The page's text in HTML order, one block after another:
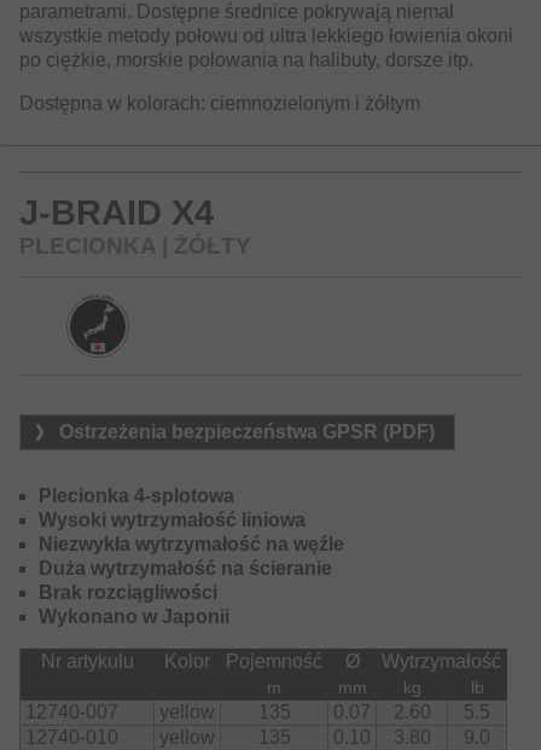
parametrami. Dostępne średnice pokrywają niemal
wszystkie metody połowu od ultra lekkiego łowienia okoni
po ciężkie, morskie polowania na halibuty, dorsze itp.
Dostępna w kolorach: ciemnozielonym i żółtym
J-BRAID X4
PLECIONKA | ŻÓŁTY
Ostrzeżenia bezpieczeństwa GPSR (PDF)
Plecionka 4-splotowa
Wysoki wytrzymałość liniowa
Niezwykła wytrzymałość na węźle
Duża wytrzymałość na ścieranie
Brak rozciągliwości
Wykonano w Japonii
Nr artykułu Kolor Pojemność Ø Wytrzymałość
m mm kg lb
12740-007 yellow 135 0.07 2.60
5.5
12740-010
yellow 135 0.10 3.80
9.0